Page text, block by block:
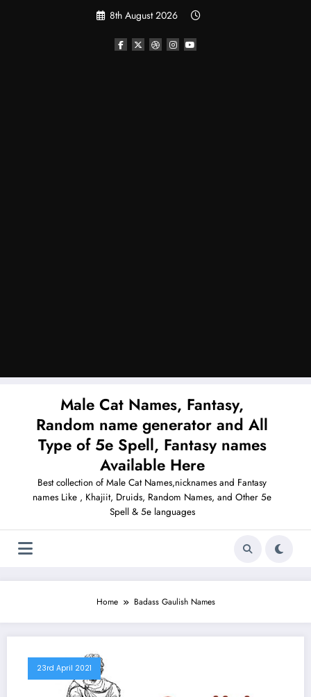
8th August 2026
Male Cat Names, Fantasy,
Random name generator and All
Type of 5e Spell, Fantasy names
Available Here
Best collection of Male Cat Names,nicknames and Fantasy
names Like , Khajiit, Druids, Random Names, and Other 5e
Spell & 5e languages
Home Badass Gaulish Names
23rd April 2021